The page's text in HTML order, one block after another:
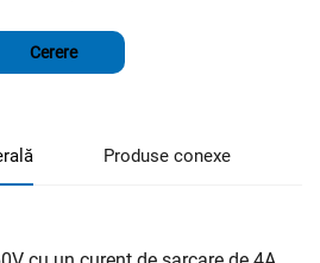
Cerere
Produse conexe